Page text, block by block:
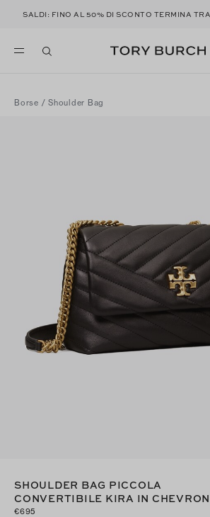
SALDI: FINO AL 50% DI SCONTO TERMINA
Borse / Shoulder Bag
SHOULDER BAG PICCOLA
CONVERTIBILE KIRA IN CHEVRON
€695